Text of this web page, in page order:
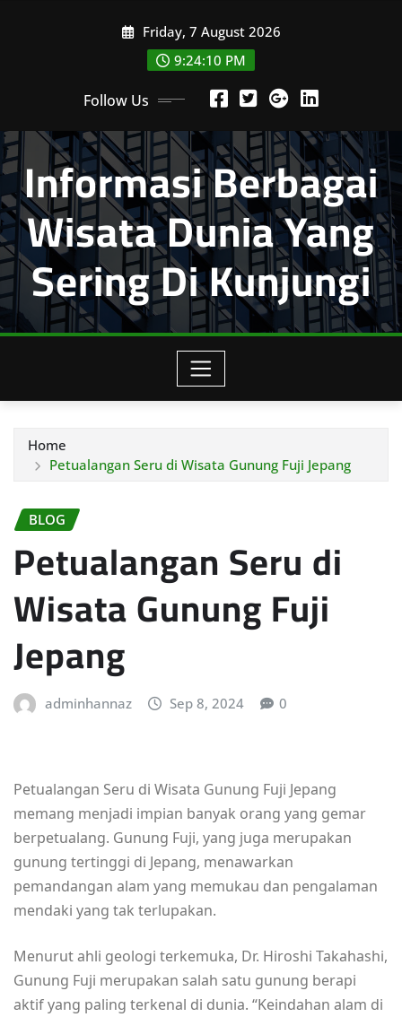
Friday, 7 August 2026
9:24:11 PM
Follow Us
Informasi Berbagai
Wisata Dunia Yang
Sering Di Kunjungi
Home
Petualangan Seru di Wisata Gunung Fuji Jepang
BLOG
Petualangan Seru di
Wisata Gunung Fuji
Jepang
adminhannaz Sep 8, 2024 0
Petualangan Seru di Wisata Gunung Fuji Jepang
memang menjadi impian banyak orang yang gemar
berpetualang. Gunung Fuji, yang juga merupakan
gunung tertinggi di Jepang, menawarkan
pemandangan alam yang memukau dan pengalaman
mendaki yang tak terlupakan.
Menurut ahli geologi terkemuka, Dr. Hiroshi Takahashi,
Gunung Fuji merupakan salah satu gunung berapi
aktif yang paling terkenal di dunia. “Keindahan alam di